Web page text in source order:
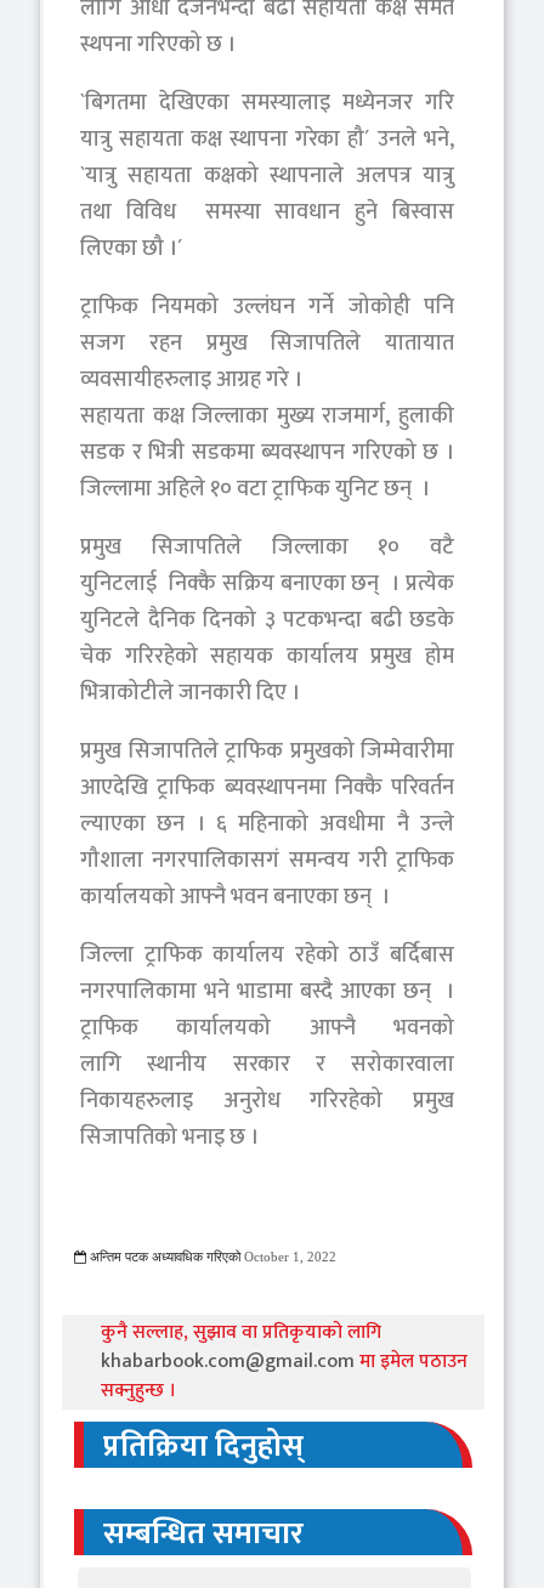
लागि आधा दर्जनभन्दा बढी सहायता कक्ष समेत
स्थपना गरिएको छ ।
`बिगतमा देखिएका समस्यालाइ मध्येनजर गरि
यात्रु सहायता कक्ष स्थापना गरेका हौ´ उनले भने,
`यात्रु सहायता कक्षको स्थापनाले अलपत्र यात्रु
तथा विविध समस्या सावधान हुने बिस्वास
लिएका छौ ।´
ट्राफिक नियमको उल्लंघन गर्ने जोकोही पनि
सजग रहन प्रमुख सिजापतिले यातायात
व्यवसायीहरुलाइ आग्रह गरे ।
सहायता कक्ष जिल्लाका मुख्य राजमार्ग, हुलाकी
सडक र भित्री सडकमा ब्यवस्थापन गरिएको छ ।
जिल्लामा अहिले १० वटा ट्राफिक युनिट छन् ।
प्रमुख सिजापतिले जिल्लाका १० वटै
युनिटलाई निक्कै सक्रिय बनाएका छन् । प्रत्येक
युनिटले दैनिक दिनको ३ पटकभन्दा बढी छडके
चेक गरिरहेको सहायक कार्यालय प्रमुख होम
भित्राकोटीले जानकारी दिए ।
प्रमुख सिजापतिले ट्राफिक प्रमुखको जिम्मेवारीमा
आएदेखि ट्राफिक ब्यवस्थापनमा निक्कै परिवर्तन
ल्याएका छन । ६ महिनाको अवधीमा नै उन्ले
गौशाला नगरपालिकासगं समन्वय गरी ट्राफिक
कार्यालयको आफ्नै भवन बनाएका छन् ।
जिल्ला ट्राफिक कार्यालय रहेको ठाउँ बर्दिबास
नगरपालिकामा भने भाडामा बस्दै आएका छन् ।
ट्राफिक कार्यालयको आफ्नै भवनको
लागि स्थानीय सरकार र सरोकारवाला
निकायहरुलाइ अनुरोध गरिरहेको प्रमुख
सिजापतिको भनाइ छ ।
अन्तिम पटक अध्यावधिक गरिएको October 1, 2022
कुनै सल्लाह, सुझाव वा प्रतिकृयाको लागि
khabarbook.com@gmail.comमा इमेल पठाउन
सक्नुहुन्छ ।
प्रतिक्रिया दिनुहोस्
सम्बन्धित समाचार